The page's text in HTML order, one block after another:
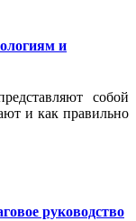
и
собой
и как правильно
руководство